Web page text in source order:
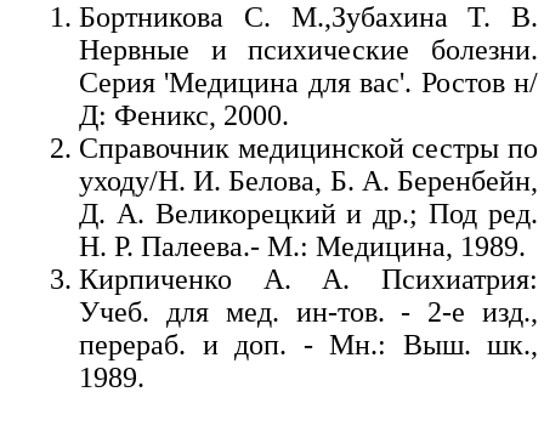
Бортникова С. М.,Зубахина Т. В.
Нервные и психические болезни.
Серия 'Медицина для вас'. Ростов н/
Д: Феникс, 2000.
Справочник медицинской сестры по
уходу/Н. И. Белова, Б. А. Беренбейн,
Д. А. Великорецкий и др.; Под ред.
Н. Р. Палеева.- М.: Медицина, 1989.
Кирпиченко А. А. Психиатрия:
Учеб. для мед. ин-тов. - 2-е изд.,
перераб. и доп. - Мн.: Выш. шк.,
1989.